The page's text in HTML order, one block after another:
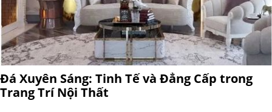
Đá Xuyên Sáng: Tinh Tế và Đẳng Cấp trong
Trang Trí Nội Thất